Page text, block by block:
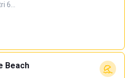
6…
Beach